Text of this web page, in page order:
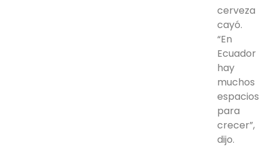
cerveza
cayó.
“En
Ecuador
hay
muchos
espacios
para
crecer”,
dijo.